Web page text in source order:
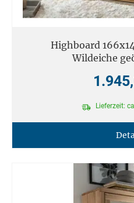
Highboard
Wildeiche
Lieferzeit: